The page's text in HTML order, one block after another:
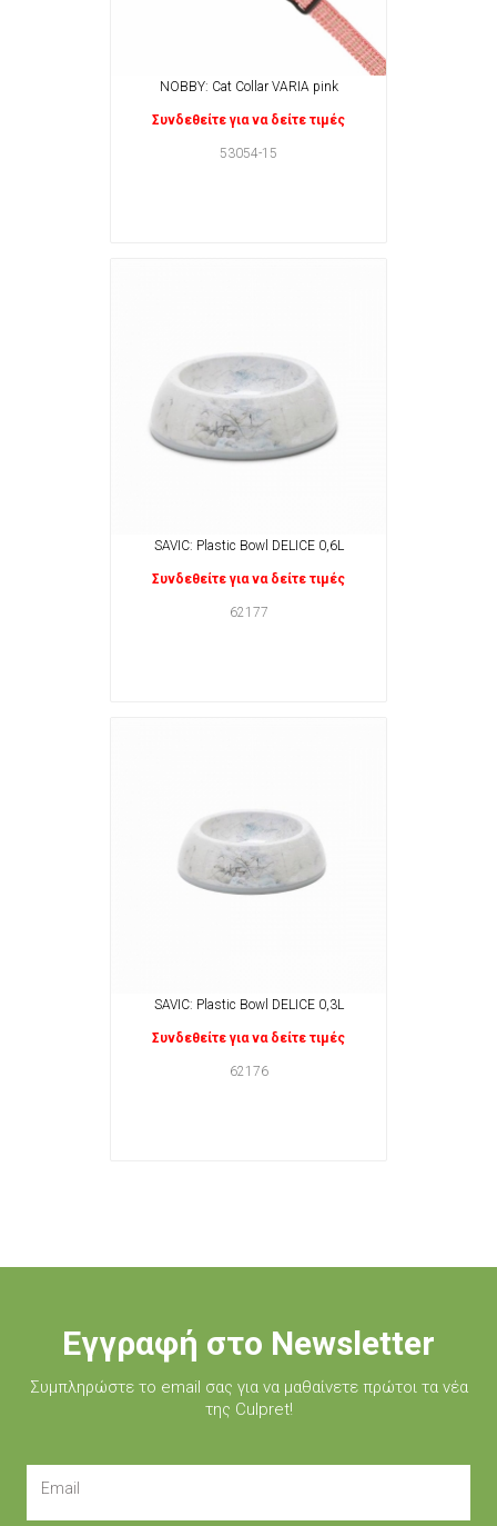
NOBBY: Cat Collar VARIA pink
Συνδεθείτε για να δείτε τιμές
53054-15
SAVIC: Plastic Bowl DELICE 0,6L
Συνδεθείτε για να δείτε τιμές
62177
SAVIC: Plastic Bowl DELICE 0,3L
Συνδεθείτε για να δείτε τιμές
62176
Εγγραφή στο Newsletter
Συμπληρώστε τo email σας για να μαθαίνετε πρώτοι τα νέα
της Culpret!
Email